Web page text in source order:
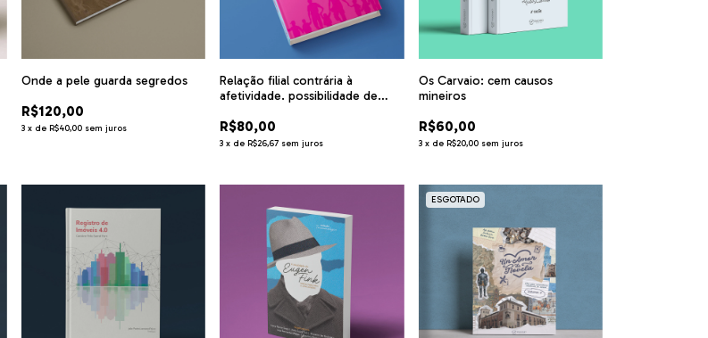
Onde a pele guarda segredos
R$120,00
3 x de R$40,00 sem juros
Relação filial contrária à
afetividade. possibilidade de
jurídico
R$80,00
3 x deR$26,67 sem juros
Os Carvaio: cem causos
mineiros
R$60,00
3 x de R$20,00 sem juros
ESGOTADO